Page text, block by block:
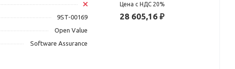
9ST-00169
Open Value
Software Assurance
Цена с НДС 20%
28 605,16 ₽